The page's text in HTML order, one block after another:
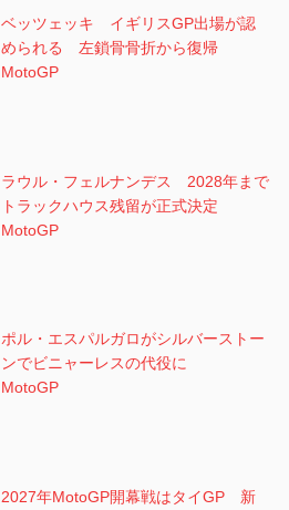
ベッツェッキ イギリスGP出場が認
められる 左鎖骨骨折から復帰
MotoGP
ラウル・フェルナンデス 2028年まで
トラックハウス残留が正式決定
MotoGP
ポル・エスパルガロがシルバーストー
ンでビニャーレスの代役に
MotoGP
2027年MotoGP開幕戦はタイGP 新